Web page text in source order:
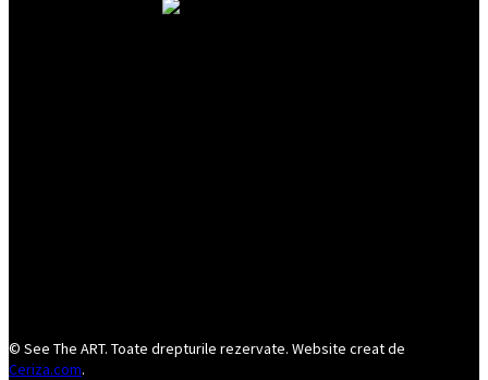
© See The ART. Toate drepturile rezervate. Website creat de
Ceriza.com.